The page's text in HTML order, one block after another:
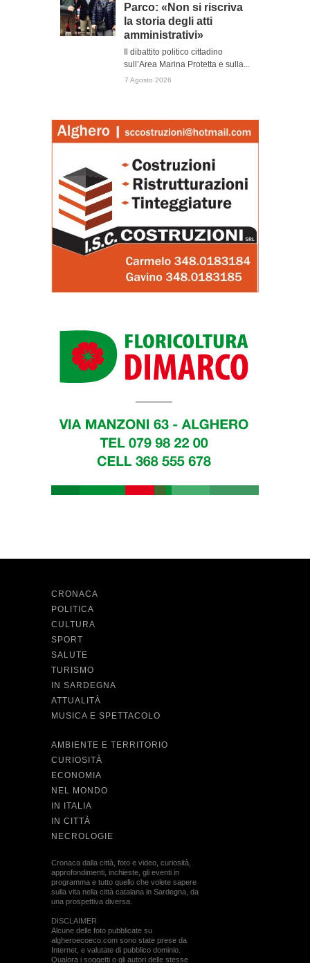
Parco: «Non si riscriva
la storia degli atti
amministrativi»
Il dibattito politico cittadino
sull’Area Marina Protetta e sulla...
7 Agosto 2026
CRONACA
POLITICA
CULTURA
SPORT
SALUTE
TURISMO
IN SARDEGNA
ATTUALITÀ
MUSICA E SPETTACOLO
AMBIENTE E TERRITORIO
CURIOSITÀ
ECONOMIA
NEL MONDO
IN ITALIA
IN CITTÀ
NECROLOGIE
Cronaca dalla città, foto e video, curiosità,
approfondimenti, inchieste, gli eventi in
programma e tutto quello che volete sapere
sulla vita nella città catalana in Sardegna, da
una prospettiva diversa.
DISCLAIMER
Alcune delle foto pubblicate su
algheroecoeco.com sono state prese da
Internet, e valutate di pubblico dominio.
Qualora i soggetti o gli autori delle stesse